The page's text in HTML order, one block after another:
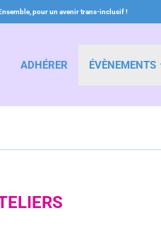
pour un avenir trans-inclusif !
ADHÉRER ÉVÈNEMENTS